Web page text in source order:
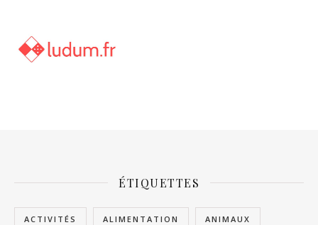
ÉTIQUETTES
ACTIVITÉS ALIMENTATION ANIMAUX